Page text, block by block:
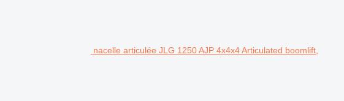
nacelle articulée JLG 1250 AJP 4x4x4 Articulated boomlift,